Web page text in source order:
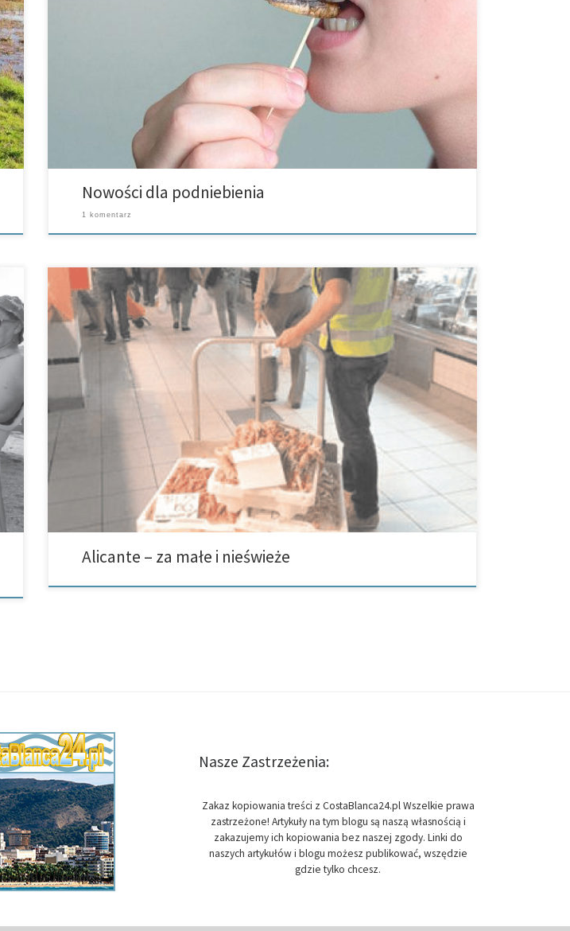
Może ma ktoś ochotę na mały snack z konikiem polnym? Eksperci bowiem
przypuszczają, że jadalne insekty to żywność przyszłości. W wielu krajach na całym
świecie owady należą do codziennego jadłospisu. […]
Nowości dla podniebienia
1 komentarz
Guardia Civil w jednym z supermarketów w Alicante oraz na wyspie Tabarca
zarekwirowała ryby oraz owoce morza. Dokładnie mówiąc 26 kilogramów
zanieczyszczonych ryb, dziesięć skrzynek owoców morza, 13 kilogramów tuńczyka, […]
Alicante – za małe i nieświeże
Nasze Zastrzeżenia:
Zakaz kopiowania treści z CostaBlanca24.pl Wszelkie prawa
zastrzeżone! Artykuły na tym blogu są naszą własnością i
zakazujemy ich kopiowania bez naszej zgody. Linki do
naszych artykułów i blogu możesz publikować, wszędzie
gdzie tylko chcesz.